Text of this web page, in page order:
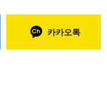
카카오톡